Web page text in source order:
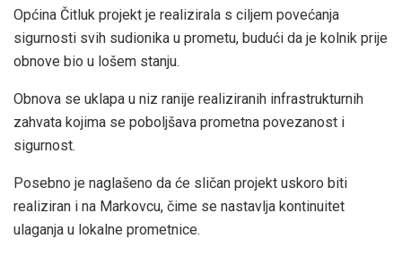
Općina Čitluk projekt je realizirala s ciljem povećanja
sigurnosti svih sudionika u prometu, budući da je kolnik prije
obnove bio u lošem stanju.
Obnova se uklapa u niz ranije realiziranih infrastrukturnih
zahvata kojima se poboljšava prometna povezanost i
sigurnost.
Posebno je naglašeno da će sličan projekt uskoro biti
realiziran i na Markovcu, čime se nastavlja kontinuitet
ulaganja u lokalne prometnice.